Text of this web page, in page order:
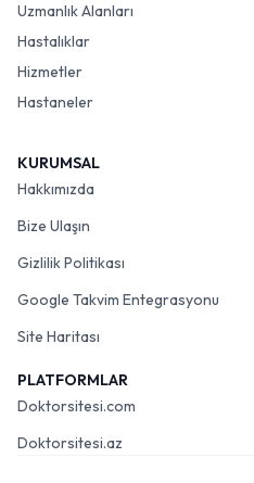
Uzmanlık Alanları
Hastalıklar
Hizmetler
Hastaneler
KURUMSAL
Hakkımızda
Bize Ulaşın
Gizlilik Politikası
Google Takvim Entegrasyonu
Site Haritası
PLATFORMLAR
Doktorsitesi.com
Doktorsitesi.az